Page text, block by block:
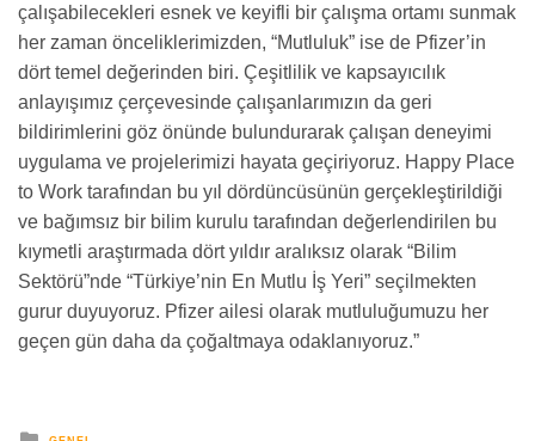
çalışabilecekleri esnek ve keyifli bir çalışma ortamı sunmak
her zaman önceliklerimizden, “Mutluluk” ise de Pfizer’in
dört temel değerinden biri. Çeşitlilik ve kapsayıcılık
anlayışımız çerçevesinde çalışanlarımızın da geri
bildirimlerini göz önünde bulundurarak çalışan deneyimi
uygulama ve projelerimizi hayata geçiriyoruz. Happy Place
to Work tarafından bu yıl dördüncüsünün gerçekleştirildiği
ve bağımsız bir bilim kurulu tarafından değerlendirilen bu
kıymetli araştırmada dört yıldır aralıksız olarak “Bilim
Sektörü”nde “Türkiye’nin En Mutlu İş Yeri” seçilmekten
gurur duyuyoruz. Pfizer ailesi olarak mutluluğumuzu her
geçen gün daha da çoğaltmaya odaklanıyoruz.”